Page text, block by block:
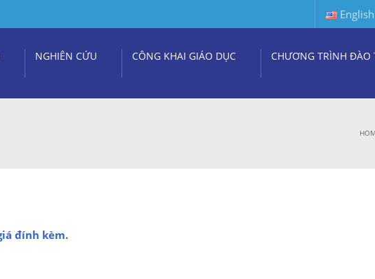
English
NGHIÊN CỨU CÔNG KHAI GIÁO DỤC CHƯƠNG TRÌNH ĐÀO
đính kèm.